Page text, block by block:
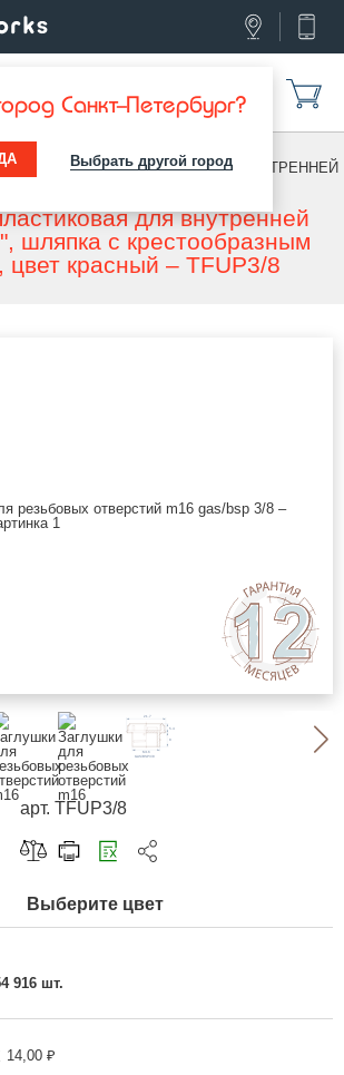
Санкт-Петербург?
Выбрать другой город
ВНУТРЕННЕЙ РЕЗЬБЫ /ДЛЯ ВНУТРЕННЕЙ
для внутренней
шляпка с крестообразным
красный – TFUP3/8
арт. TFUP3/8
Скопировать ссылку
Telegram
Одноклассники
Выберите цвет
916 шт.
14,00 ₽